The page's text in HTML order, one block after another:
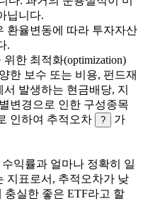
닙니다.
환율변동에 따라 투자자산
.
한 최적화(optimization)
한 보수 또는 비용, 펀드재
발생하는 현금배당, 지
변경으로 인한 구성종목
인하여 추적오차
?
가
익률과 얼마나 정확히 일
지표로서, 추적오차가 낮
충실한 좋은 ETF라고 할